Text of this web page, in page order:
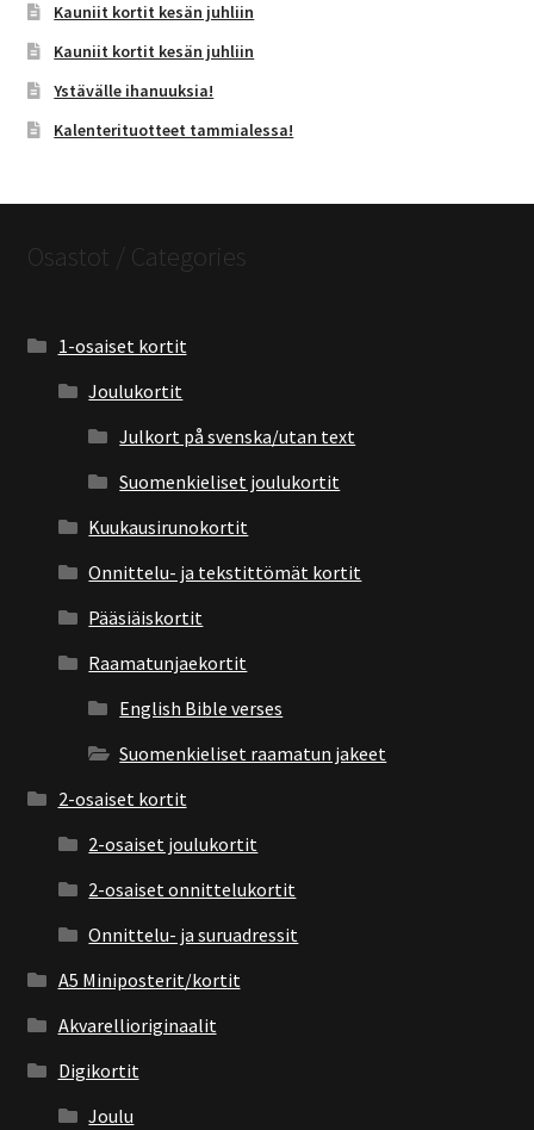
Kauniit kortit kesän juhliin
Kauniit kortit kesän juhliin
Ystävälle ihanuuksia!
Kalenterituotteet tammialessa!
Osastot / Categories
1-osaiset kortit
Joulukortit
Julkort på svenska/utan text
Suomenkieliset joulukortit
Kuukausirunokortit
Onnittelu- ja tekstittömät kortit
Pääsiäiskortit
Raamatunjaekortit
English Bible verses
Suomenkieliset raamatun jakeet
2-osaiset kortit
2-osaiset joulukortit
2-osaiset onnittelukortit
Onnittelu- ja suruadressit
A5 Miniposterit/kortit
Akvarellioriginaalit
Digikortit
Joulu